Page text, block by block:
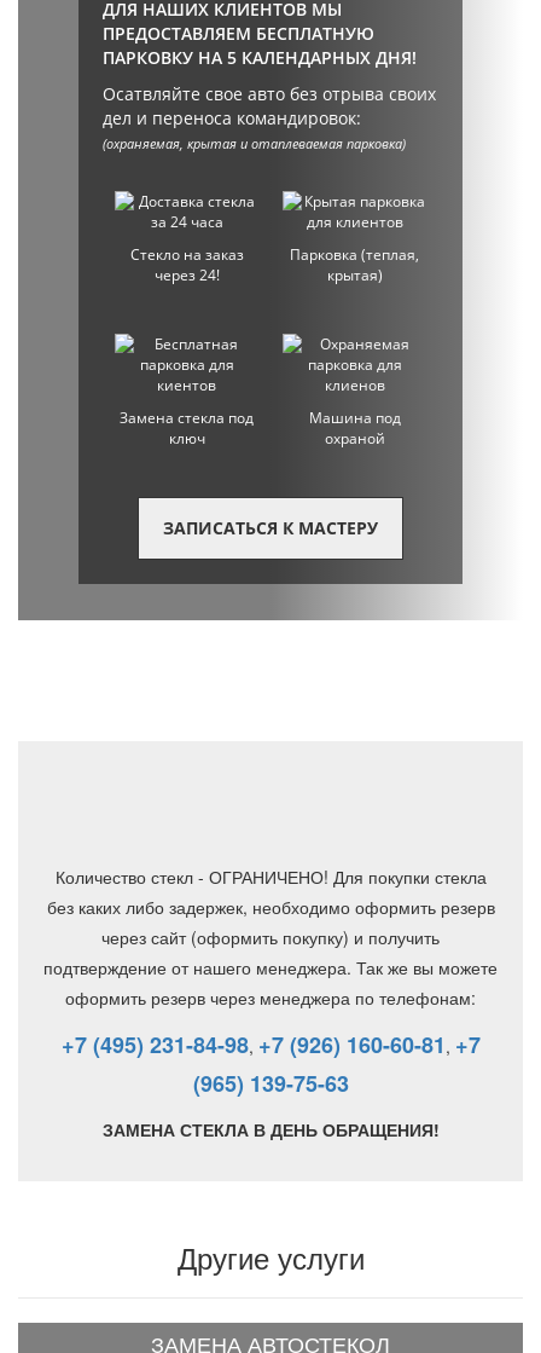
ДЛЯ НАШИХ КЛИЕНТОВ МЫ
ПРЕДОСТАВЛЯЕМ БЕСПЛАТНУЮ
ПАРКОВКУ НА 5 КАЛЕНДАРНЫХ ДНЯ!
Осатвляйте свое авто без отрыва своих
дел и переноса командировок:
(охраняемая, крытая и отаплеваемая парковка)
Стекло на заказ
через 24!
Парковка (теплая,
крытая)
Замена стекла под
ключ
Машина под
охраной
ЗАПИСАТЬСЯ К МАСТЕРУ
Количество стекл - ОГРАНИЧЕНО! Для покупки стекла
без каких либо задержек, необходимо оформить резерв
через сайт (оформить покупку) и получить
подтверждение от нашего менеджера. Так же вы можете
оформить резерв через менеджера по телефонам:
+7 (495) 231-84-98, +7 (926) 160-60-81 , +7
(965) 139-75-63
ЗАМЕНА СТЕКЛА В ДЕНЬ ОБРАЩЕНИЯ!
Другие услуги
ЗАМЕНА АВТОСТЕКОЛ